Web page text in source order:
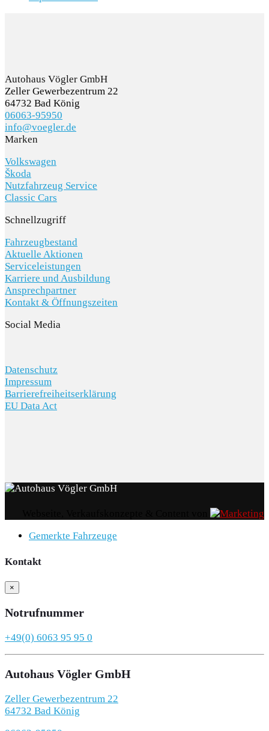
Autohaus Vögler GmbH
Zeller Gewerbezentrum 22
64732 Bad König
06063-95950
info@voegler.de
Marken
Volkswagen
Škoda
Nutzfahrzeug Service
Classic Cars
Schnellzugriff
Fahrzeugbestand
Aktuelle Aktionen
Serviceleistungen
Karriere und Ausbildung
Ansprechpartner
Kontakt & Öffnungszeiten
Social Media
Datenschutz
Impressum
Barrierefreiheitserklärung
EU Data Act
Gemerkte Fahrzeuge
Kontakt
×
Notrufnummer
+49(0) 6063 95 95 0
Autohaus Vögler GmbH
Zeller Gewerbezentrum 22
64732 Bad König